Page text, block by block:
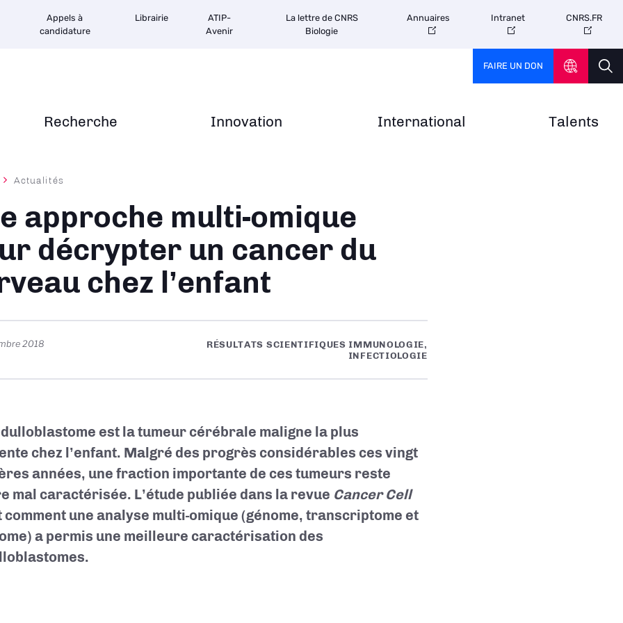
Recherche Innovation International Talents
Appels à
candidature
Librairie
ATIP-
Avenir
La lettre de CNRS
Biologie
Annuaires Intranet CNRS.FR
FAIRE UN DON
Actualités
approche multi-omique
décrypter un cancer du
chez l’enfant
2018
RÉSULTATS SCIENTIFIQUES IMMUNOLOGIE,
INFECTIOLOGIE
est la tumeur cérébrale maligne la plus
chez l’enfant. Malgré des progrès considérables ces vingt
années, une fraction importante de ces tumeurs reste
mal caractérisée. L’étude publiée dans la revue Cancer Cell
une analyse multi-omique (génome, transcriptome et
a permis une meilleure caractérisation des